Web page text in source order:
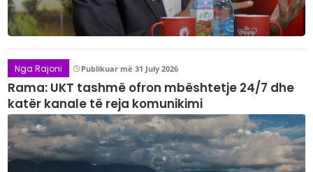
Nga Rajoni Publikuar më 31 July 2026
Rama: UKT tashmë ofron mbështetje 24/7 dhe
katër kanale të reja komunikimi